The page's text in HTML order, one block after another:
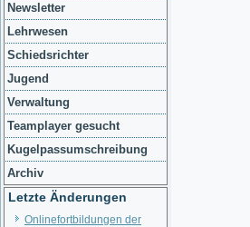
Newsletter
Lehrwesen
Schiedsrichter
Jugend
Verwaltung
Teamplayer gesucht
Kugelpassumschreibung
Archiv
Letzte Änderungen
Onlinefortbildungen der